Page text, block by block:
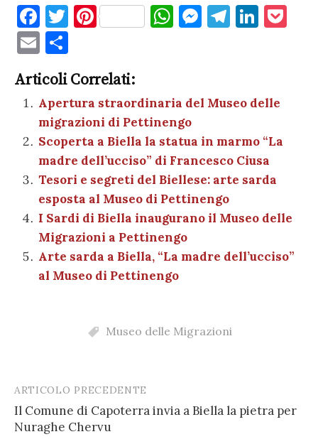
F
a
c
e
b
o
o
k
T
te
r
Pi
es
t
W
A
p
p
M
g
er
T
a
Li
dI
n
E
m
ai
l
n
di
vi
di
Articoli Correlati:
Apertura straordinaria del Museo delle
migrazioni di Pettinengo
Scoperta a Biella la statua in marmo “La
madre dell’ucciso” di Francesco Ciusa
Tesori e segreti del Biellese: arte sarda
esposta al Museo di Pettinengo
I Sardi di Biella inaugurano il Museo delle
Migrazioni a Pettinengo
Arte sarda a Biella, “La madre dell’ucciso”
al Museo di Pettinengo
Museo delle Migrazioni
Post
navigation
ARTICOLO PRECEDENTE
Il Comune di Capoterra invia a Biella la pietra per
Nuraghe Chervu